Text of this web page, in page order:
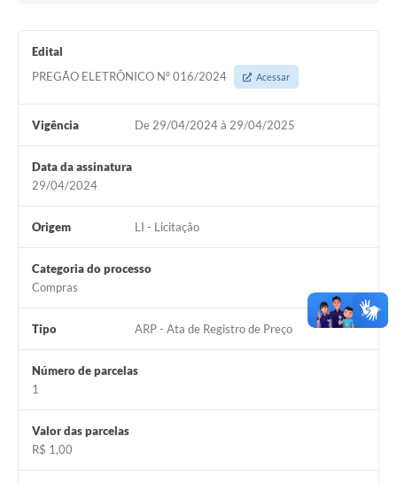
Edital
PREGÃO ELETRÔNICO Nº 016/2024
Acessar
Vigência De 29/04/2024 à 29/04/2025
Data da assinatura
29/04/2024
Origem LI - Licitação
Categoria do processo
Compras
Tipo ARP - Ata de Registro de Preço
Número de parcelas
1
Valor das parcelas
R$ 1,00